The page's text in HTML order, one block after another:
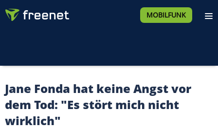
MOBILFUNK
Jane Fonda hat keine Angst vor
dem Tod: "Es stört mich nicht
wirklich"